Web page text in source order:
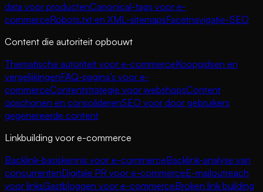
data voor productenCanonical-tags voor e-
commerceRobots.txt en XML-sitemapsFacetnavigatie-SEO
Content die autoriteit opbouwt
Thematische autoriteit voor e-commerceKoopgidsen en
vergelijkingenFAQ-pagina’s voor e-
commerceContentstrategie voor webshopsContent
opschonen en consoliderenSEO voor door gebruikers
gegenereerde content
Linkbuilding voor e-commerce
Backlink-basiskennis voor e-commerceBacklink-analyse van
concurrentenDigitale PR voor e-commerceE-mailoutreach
voor linksGastbloggen voor e-commerceBroken link building